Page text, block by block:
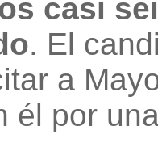
casi
. El
a
él por